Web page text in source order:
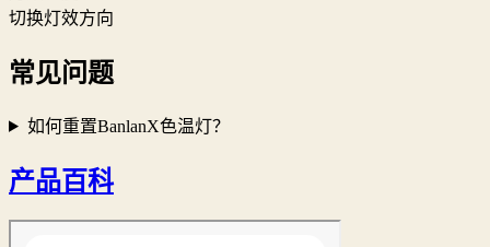
切换灯效方向
常见问题
如何重置BanlanX色温灯？
产品百科